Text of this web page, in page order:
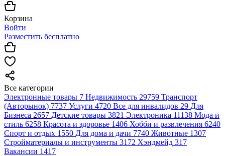
Корзина
Войти
Разместить бесплатно
Все категории
Электронные товары 7 Недвижимость 29759 Транспорт
(Авторынок) 7737 Услуги 4720 Все для инвалидов 29 Для
Бизнеса 2657 Детские товары 3821 Электроника 11138 Мода и
стиль 6258 Красота и здоровье 1406 Хобби и развлечения 6240
Спорт и отдых 1550 Для дома и дачи 7740 Животные 1307
Стройматериалы и инструменты 3172 Хэндмейд 317
Вакансии 1417